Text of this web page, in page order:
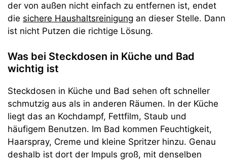
der von außen nicht einfach zu entfernen ist, endet
die sichere Haushaltsreinigung an dieser Stelle. Dann
ist nicht Putzen die richtige Lösung.
Was bei Steckdosen in Küche und Bad
wichtig ist
Steckdosen in Küche und Bad sehen oft schneller
schmutzig aus als in anderen Räumen. In der Küche
liegt das an Kochdampf, Fettfilm, Staub und
häufigem Benutzen. Im Bad kommen Feuchtigkeit,
Haarspray, Creme und kleine Spritzer hinzu. Genau
deshalb ist dort der Impuls groß, mit denselben